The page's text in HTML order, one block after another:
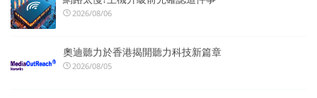
2026/08/06
奧迪聽力於香港揭開聽力科技新篇章
2026/08/05